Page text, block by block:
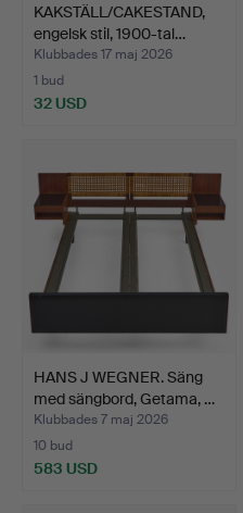
KAKSTÄLL/CAKESTAND,
engelsk stil, 1900-tal…
Klubbades 17 maj 2026
1 bud
32 USD
HANS J WEGNER. Säng
med sängbord, Getama, …
Klubbades 7 maj 2026
10 bud
583 USD